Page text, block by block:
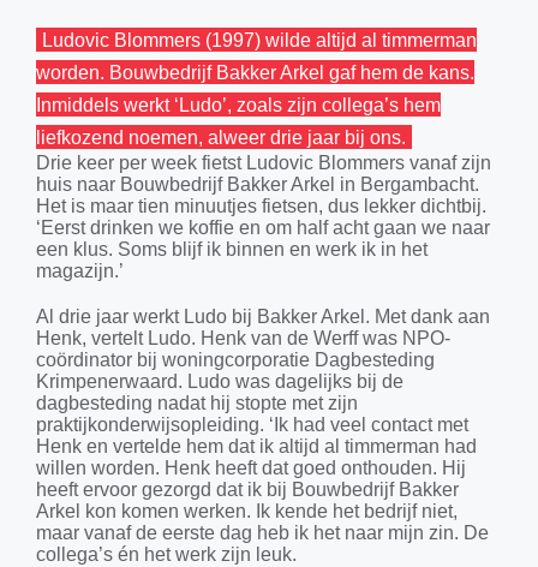
Ludovic Blommers (1997) wilde altijd al timmerman
worden. Bouwbedrijf Bakker Arkel gaf hem de kans.
Inmiddels werkt ‘Ludo’, zoals zijn collega’s hem
liefkozend noemen, alweer drie jaar bij ons.
Drie keer per week fietst Ludovic Blommers vanaf zijn
huis naar Bouwbedrijf Bakker Arkel in Bergambacht.
Het is maar tien minuutjes fietsen, dus lekker dichtbij.
‘Eerst drinken we koffie en om half acht gaan we naar
een klus. Soms blijf ik binnen en werk ik in het
magazijn.’
Al drie jaar werkt Ludo bij Bakker Arkel. Met dank aan
Henk, vertelt Ludo. Henk van de Werff was NPO-
coördinator bij woningcorporatie Dagbesteding
Krimpenerwaard. Ludo was dagelijks bij de
dagbesteding nadat hij stopte met zijn
praktijkonderwijsopleiding. ‘Ik had veel contact met
Henk en vertelde hem dat ik altijd al timmerman had
willen worden. Henk heeft dat goed onthouden. Hij
heeft ervoor gezorgd dat ik bij Bouwbedrijf Bakker
Arkel kon komen werken. Ik kende het bedrijf niet,
maar vanaf de eerste dag heb ik het naar mijn zin. De
collega’s én het werk zijn leuk.